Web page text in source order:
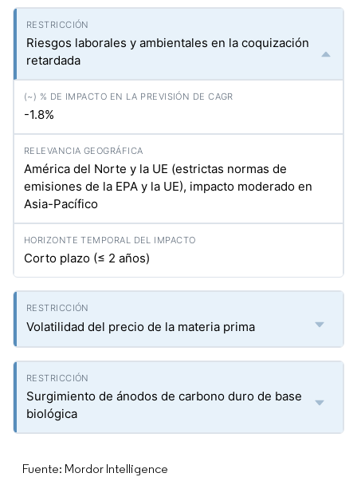
Riesgos laborales y ambientales en la coquización
retardada
-1.8%
América del Norte y la UE (estrictas normas de
emisiones de la EPA y la UE), impacto moderado en
Asia-Pacífico
Corto plazo (≤ 2 años)
Volatilidad del precio de la materia prima
Surgimiento de ánodos de carbono duro de base
biológica
Fuente: Mordor Intelligence